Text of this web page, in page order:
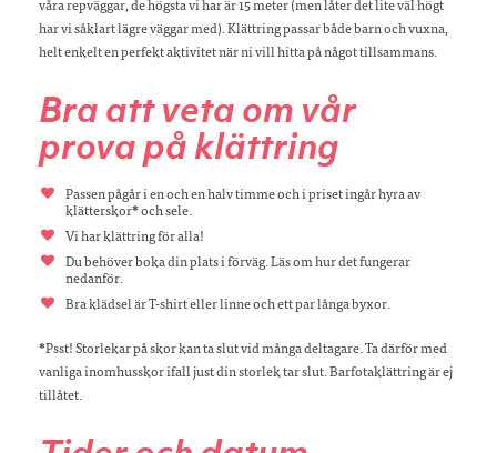
våra repväggar, de högsta vi har är 15 meter (men låter det lite väl högt
har vi såklart lägre väggar med). Klättring passar både barn och vuxna,
helt enkelt en perfekt aktivitet när ni vill hitta på något tillsammans.
Bra att veta om vår
prova på klättring
Passen pågår i en och en halv timme och i priset ingår hyra av
klätterskor*och sele.
Vi har klättring för alla!
Du behöver boka din plats i förväg. Läs om hur det fungerar
nedanför.
Bra klädsel är T-shirt eller linne och ett par långa byxor.
*Psst! Storlekar på skor kan ta slut vid många deltagare. Ta därför med
vanliga inomhusskor ifall just din storlek tar slut. Barfotaklättring är ej
tillåtet.